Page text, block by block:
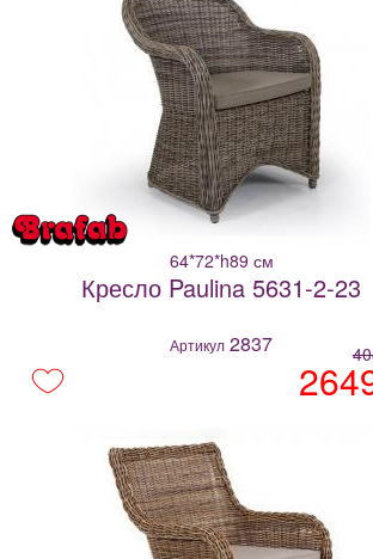
64*72*h89 см
Кресло Paulina 5631-2-23
Артикул 2837